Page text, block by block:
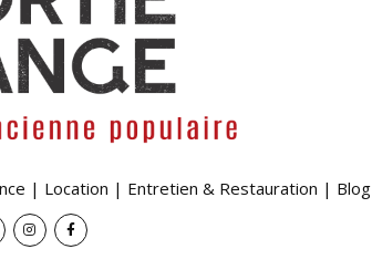
| Location | Entretien & Restauration | Blog